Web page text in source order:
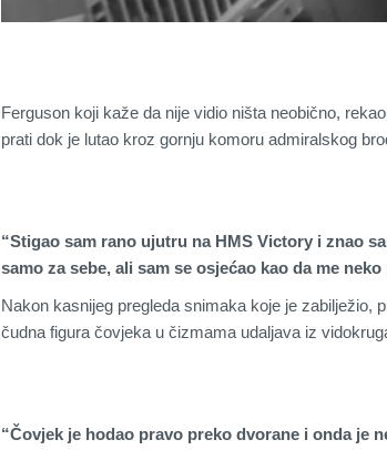
Ferguson koji kaže da nije vidio ništa neobično,
prati dok je lutao kroz gornju komoru admiralskog
“Stigao sam rano ujutru na HMS Victory i znao
samo za sebe, ali sam se osjećao kao da me neko
Nakon kasnijeg pregleda snimaka koje je zabilježio,
čudna figura čovjeka u čizmama udaljava iz
“Čovjek je hodao pravo preko dvorane i onda je